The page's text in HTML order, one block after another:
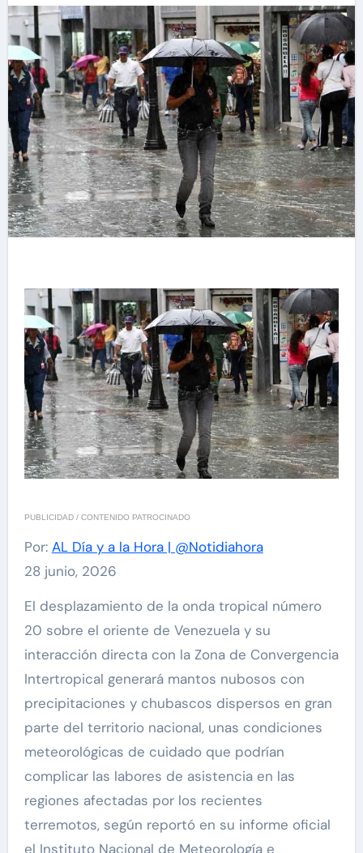
PUBLICIDAD / CONTENIDO PATROCINADO
Por: AL Día y a la Hora | @Notidiahora
28 junio, 2026
El desplazamiento de la onda tropical número
20 sobre el oriente de Venezuela y su
interacción directa con la Zona de Convergencia
Intertropical generará mantos nubosos con
precipitaciones y chubascos dispersos en gran
parte del territorio nacional, unas condiciones
meteorológicas de cuidado que podrían
complicar las labores de asistencia en las
regiones afectadas por los recientes
terremotos, según reportó en su informe oficial
el Instituto Nacional de Meteorología e